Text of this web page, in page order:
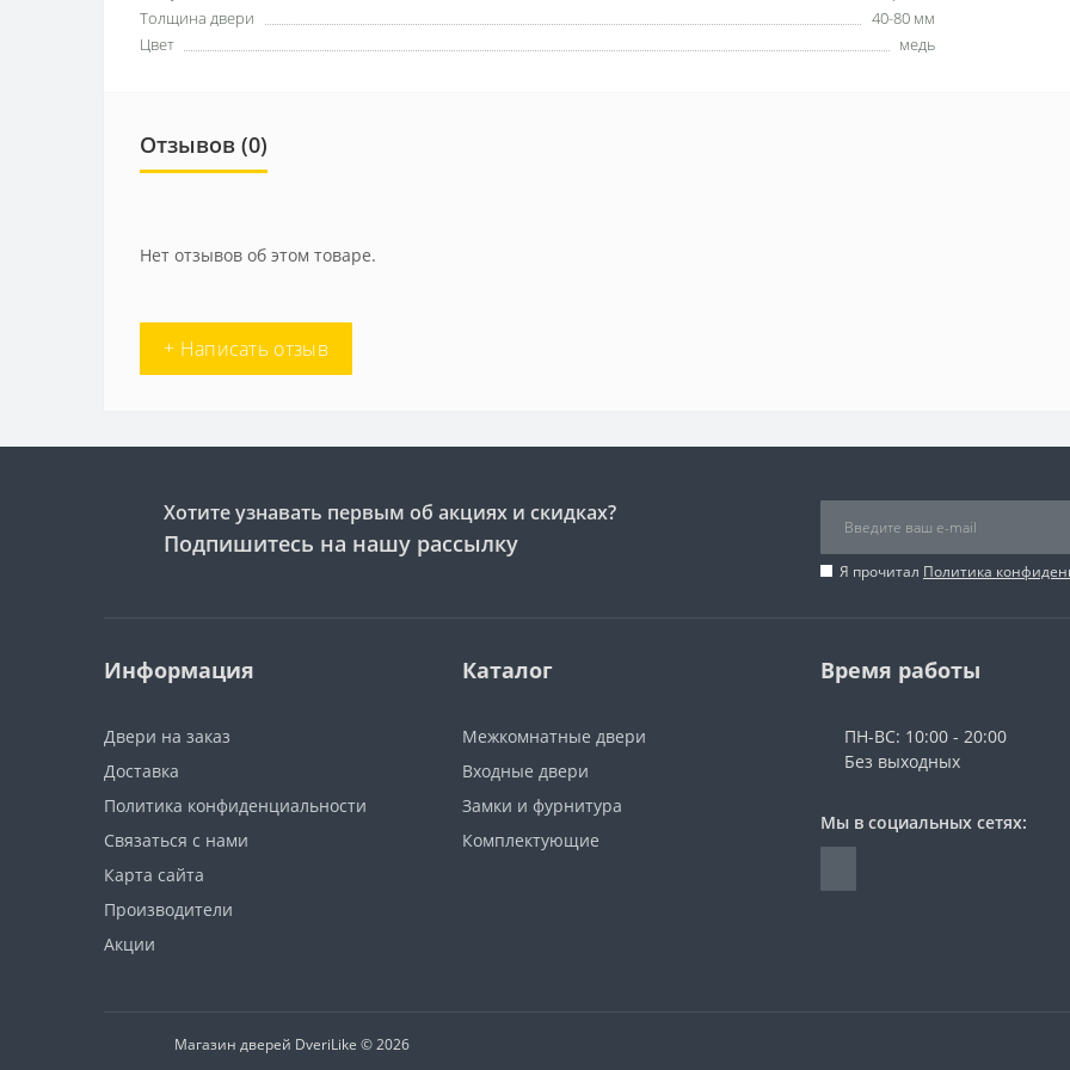
Толщина двери
40-80 мм
Цвет
медь
Отзывов (0)
Нет отзывов об этом товаре.
+ Написать отзыв
Хотите узнавать первым об акциях и скидках?
Подпишитесь на нашу рассылку
Я прочитал Политика
Информация
Двери на заказ
Доставка
Политика конфиденциальности
Связаться с нами
Карта сайта
Производители
Акции
Каталог
Межкомнатные двери
Входные двери
Замки и фурнитура
Комплектующие
Время работы
ПН-ВС: 10:00 - 20:00
Без выходных
Мы в социальных сетях:
Магазин дверей DveriLike © 2026